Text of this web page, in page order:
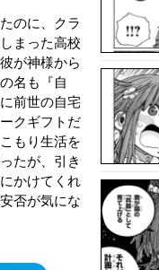
のに、クラ
まった高校
が神様から
名も『自
前世の自宅
クギフトだ
もり生活を
たが、引き
かけてくれ
否が気にな